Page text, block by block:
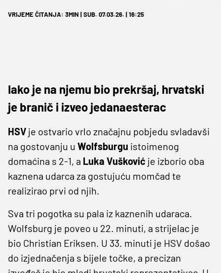
VRIJEME ČITANJA: 3MIN | SUB. 07.03.26. | 16:25
Iako je na njemu bio prekršaj, hrvatski
je branič i izveo jedanaesterac
HSV je ostvario vrlo značajnu pobjedu svladavši
na gostovanju u Wolfsburgu istoimenog
domaćina s 2-1, a Luka Vušković je izborio oba
kaznena udarca za gostujuću momčad te
realizirao prvi od njih.
Sva tri pogotka su pala iz kaznenih udaraca.
Wolfsburg je poveo u 22. minuti, a strijelac je
bio Christian Eriksen. U 33. minuti je HSV došao
do izjednačenja s bijele točke, a precizan